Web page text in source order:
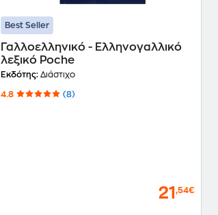
Best Seller
Γαλλοελληνικό - Ελληνογαλλικό
λεξικό Poche
Εκδότης:Διάστιχο
4.8 (8)
21 ,54€